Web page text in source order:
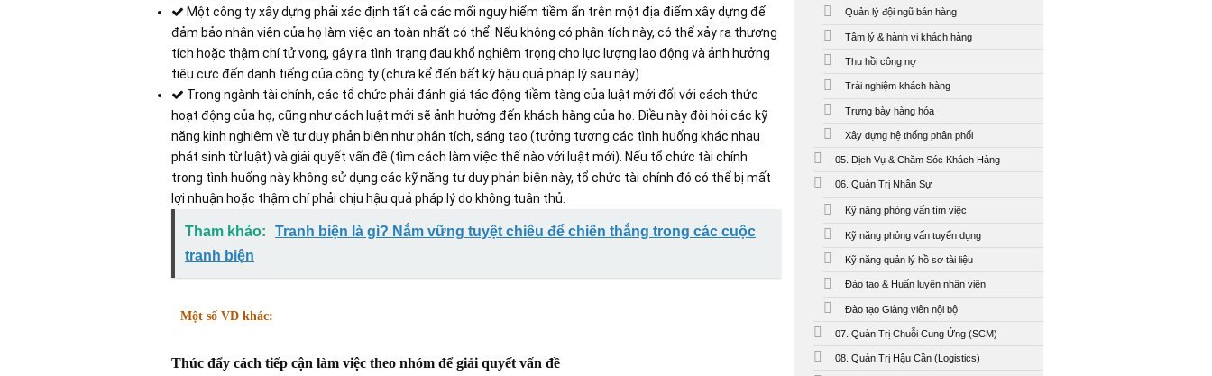
Một công ty xây dựng phải xác định tất cả các mối nguy hiểm tiềm ẩn trên một địa điểm xây dựng để
đảm bảo nhân viên của họ làm việc an toàn nhất có thể. Nếu không có phân tích này, có thể xảy ra thương
tích hoặc thậm chí tử vong, gây ra tình trạng đau khổ nghiêm trọng cho lực lượng lao động và ảnh hưởng
tiêu cực đến danh tiếng của công ty (chưa kể đến bất kỳ hậu quả pháp lý sau này).
Trong ngành tài chính, các tổ chức phải đánh giá tác động tiềm tàng của luật mới đối với cách thức
hoạt động của họ, cũng như cách luật mới sẽ ảnh hưởng đến khách hàng của họ. Điều này đòi hỏi các kỹ
năng kinh nghiệm về tư duy phản biện như phân tích, sáng tạo (tưởng tượng các tình huống khác nhau
phát sinh từ luật) và giải quyết vấn đề (tìm cách làm việc thế nào với luật mới). Nếu tổ chức tài chính
trong tình huống này không sử dụng các kỹ năng tư duy phản biện này, tổ chức tài chính đó có thể bị mất
lợi nhuận hoặc thậm chí phải chịu hậu quả pháp lý do không tuân thủ.
Tham khảo:
Tranh biện là gì? Nắm vững tuyệt chiêu để chiến thắng trong các cuộc
tranh biện
Một số VD khác:
Thúc đẩy cách tiếp cận làm việc theo nhóm để giải quyết vấn đề
Quản lý đội ngũ bán hàng
Tâm lý & hành vi khách hàng
Thu hồi công nợ
Trải nghiệm khách hàng
Trưng bày hàng hóa
Xây dựng hệ thống phân phối
05. Dịch Vụ & Chăm Sóc Khách Hàng
06. Quản Trị Nhân Sự
Kỹ năng phỏng vấn tìm việc
Kỹ năng phỏng vấn tuyển dụng
Kỹ năng quản lý hồ sơ tài liệu
Đào tạo & Huấn luyện nhân viên
Đào tạo Giảng viên nội bộ
07. Quản Trị Chuỗi Cung Ứng (SCM)
08. Quản Trị Hậu Cần (Logistics)